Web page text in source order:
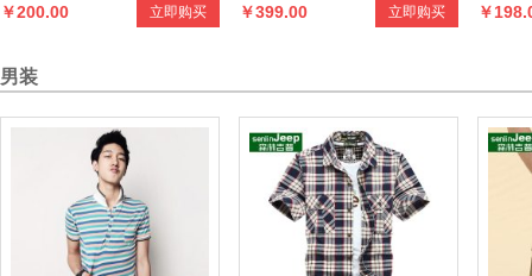
套裤套装 立即购买
￥200.00
立即购买
￥399.00 ￥
男装